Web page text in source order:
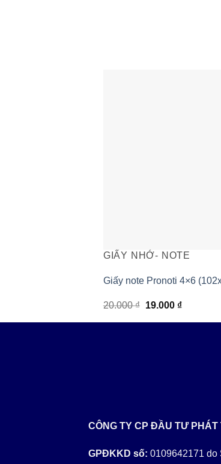
+
GIẤY NHỚ- NOTE
Giấy note Pronoti 4×6
20.000₫
Giá
là:
19.000 ₫Giá
tại
CÔNG TY CP ĐẦU TƯ PHÁT
GPĐKKD số: 0109642171 do